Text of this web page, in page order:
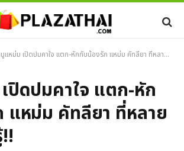
แหม่ม เปิดปมคาใจ แตก-หักกับน้องรัก แหม่ม คัทลียา ที่หลายคนอยากรู้!!
ปิดปมคาใจ แตก-หัก
แหม่ม คัทลียา ที่หลาย